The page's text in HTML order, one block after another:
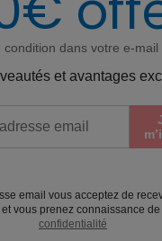
condition dans votre e-
et avantages
email vous acceptez de
vous prenez connaissance de
confidentialité